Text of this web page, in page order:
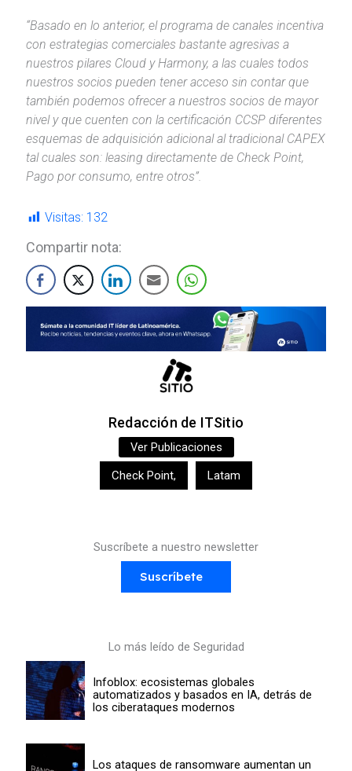
“Basado en lo anterior, el programa de canales incentiva
con estrategias comerciales bastante agresivas a
nuestros pilares Cloud y Harmony, a las cuales todos
nuestros socios pueden tener acceso sin contar que
también podemos ofrecer a nuestros socios de mayor
nivel y que cuenten con la certificación CCSP diferentes
esquemas de adquisición adicional al tradicional CAPEX
tal cuales son: leasing directamente de Check Point,
Pago por consumo, entre otros”.
Visitas: 132
Compartir nota:
Redacción de ITSitio
Ver Publicaciones
Check Point, Latam
Suscríbete a nuestro newsletter
Suscríbete
Lo más leído de Seguridad
Infoblox: ecosistemas globales
automatizados y basados en IA, detrás de
los ciberataques modernos
Los ataques de ransomware aumentan un